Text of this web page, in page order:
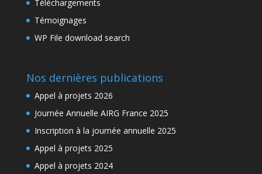
Téléchargements
Témoignages
WP File download search
Nos dernières publications
Appel à projets 2026
Journée Annuelle AIRG France 2025
Inscription à la journée annuelle 2025
Appel à projets 2025
Appel à projets 2024